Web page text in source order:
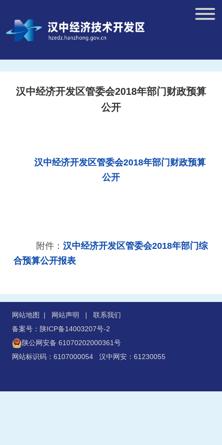
汉中经济开发区管委会2018年部门财政预算
公开
汉中经济开发区管委会2018年部门财政预算
公开
附件： 汉中经济开发区管委会2018年部门综
合预算公开报表
网站地图 | 网站声明 | 联系我们
备案号：陕ICP备14003207号-2
陕公网安备 61070202000361号
网站标识码：6107000054 汉中网安：61230055